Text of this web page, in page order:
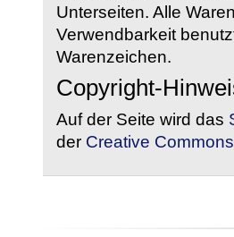
Unterseiten. Alle
Verwendbarkeit
Warenzeichen.
Copyright-
Auf der Seite wird das
der Creative